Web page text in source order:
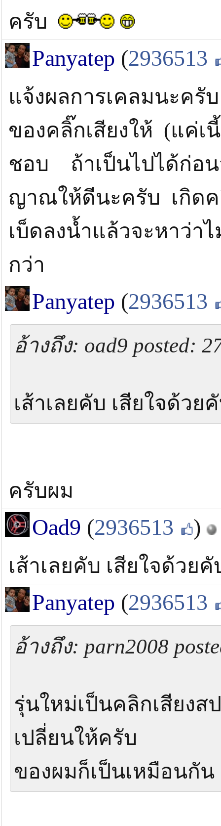
ครับ
Panyatep (2936513
แจ้งผลการเคลมนะครั
ของคลิ๊กเสียงให้ (แค่เ
ชอบ ถ้าเป็นไปได้ก่อน
ญาณให้ดีนะครับ เกิดค
เบ็ดลงน้ำแล้วจะหาว่า
กว่า
Panyatep (2936513
อ้างถึง: oad9 posted:
เส้าเลยคับ เสียใจด้วย
ครับผม
Oad9 (2936513 )
เส้าเลยคับ เสียใจด้วยคั
Panyatep (2936513
อ้างถึง: parn2008
รุ่นใหม่เป็นคลิกเสียงส
เปลี่ยนให้ครับ
ของผมก็เป็นเหมือนกัน